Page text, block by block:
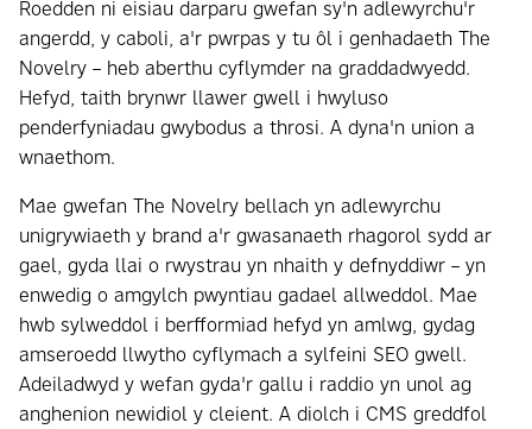
Roedden ni eisiau darparu gwefan sy'n adlewyrchu'r
angerdd, y caboli, a'r pwrpas y tu ôl i genhadaeth The
Novelry – heb aberthu cyflymder na graddadwyedd.
Hefyd, taith brynwr llawer gwell i hwyluso
penderfyniadau gwybodus a throsi. A dyna'n union a
wnaethom.
Mae gwefan The Novelry bellach yn adlewyrchu
unigrywiaeth y brand a'r gwasanaeth rhagorol sydd ar
gael, gyda llai o rwystrau yn nhaith y defnyddiwr – yn
enwedig o amgylch pwyntiau gadael allweddol. Mae
hwb sylweddol i berfformiad hefyd yn amlwg, gydag
amseroedd llwytho cyflymach a sylfeini SEO gwell.
Adeiladwyd y wefan gyda'r gallu i raddio yn unol ag
anghenion newidiol y cleient. A diolch i CMS greddfol